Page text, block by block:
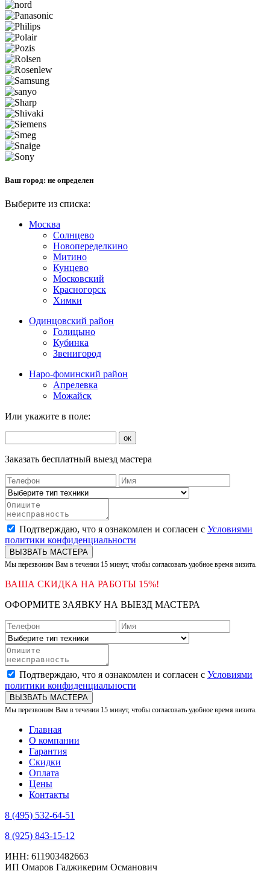
Ваш город: не определен
Выберите из списка:
Москва
Солнцево
Новопеределкино
Митино
Кунцево
Московский
Красногорск
Химки
Одинцовский район
Голицыно
Кубинка
Звенигород
Наро-фоминский район
Апрелевка
Можайск
Или укажите в поле:
ок
Заказать бесплатный выезд мастера
Подтверждаю, что я ознакомлен и согласен с Условиями
политики конфиденциальности
ВЫЗВАТЬ МАСТЕРА
Мы перезвоним Вам в течении 15 минут, чтобы согласовать удобное время визита.
ВАША СКИДКА НА РАБОТЫ 15%!
ОФОРМИТЕ ЗАЯВКУ НА ВЫЕЗД МАСТЕРА
Подтверждаю, что я ознакомлен и согласен с Условиями
политики конфиденциальности
ВЫЗВАТЬ МАСТЕРА
Мы перезвоним Вам в течении 15 минут, чтобы согласовать удобное время визита.
Главная
О компании
Гарантия
Скидки
Оплата
Цены
Контакты
8 (495) 532-64-51
8 (925) 843-15-12
ИНН: 611903482663
ИП Омаров Гаджикерим Османович